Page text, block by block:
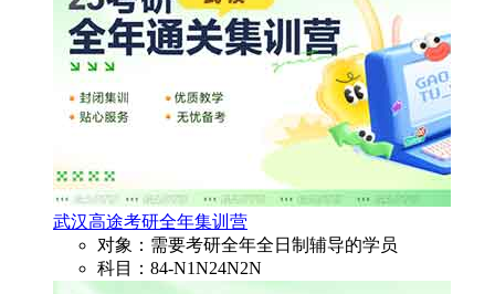
武汉高途考研全年集训营
对象：需要考研全年全日制辅导的学员
科目：84-N1N24N2N